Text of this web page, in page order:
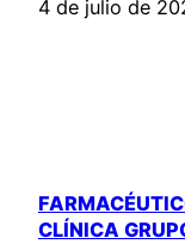
4 de julio de
CLÍNICA